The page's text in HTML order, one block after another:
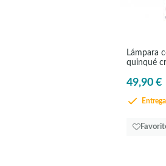
Lámpara
quinqué
49,90 €